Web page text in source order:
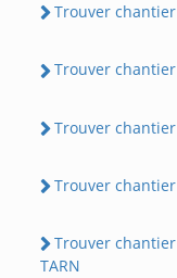
Trouver chantier
Trouver chantier
Trouver chantier
Trouver chantier
Trouver chantier
TARN